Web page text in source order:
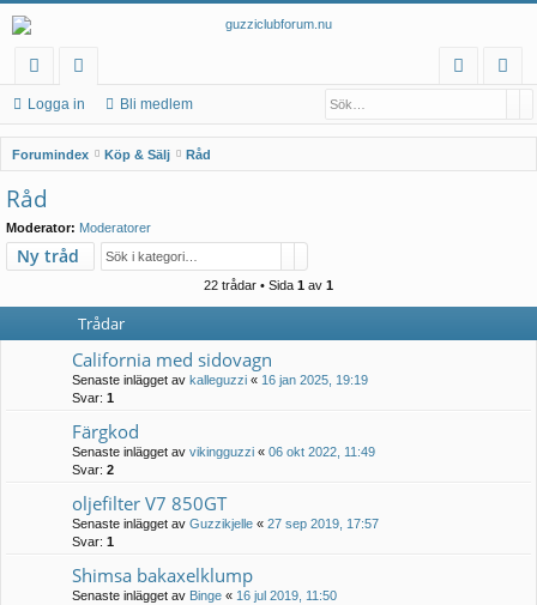
na
b
bl
än
ka
at
eg
or
ga
in
m
ed
Logga in Bli medlem
Forumindex Köp & Sälj Råd
Råd
Moderator: Moderatorer
Ny tråd
22 trådar • Sida 1 av 1
Trådar
California med sidovagn
Senaste inlägget av kalleguzzi « 16 jan 2025, 19:19
Svar: 1
Färgkod
Senaste inlägget av vikingguzzi « 06 okt 2022, 11:49
Svar: 2
oljefilter V7 850GT
Senaste inlägget av Guzzikjelle « 27 sep 2019, 17:57
Svar: 1
Shimsa bakaxelklump
Senaste inlägget av Binge « 16 jul 2019, 11:50